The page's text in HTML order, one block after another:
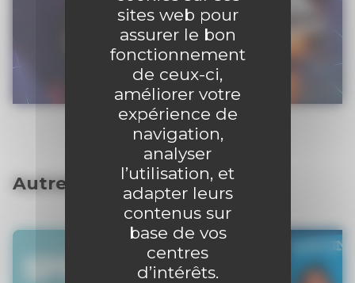
sites web pour
assurer le bon
fonctionnement
de ceux-ci,
améliorer votre
expérience de
navigation,
analyser
l’utilisation, et
adapter leurs
contenus sur
base de vos
centres
d’intérêts.
Autres articles